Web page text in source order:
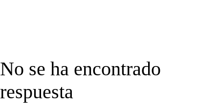
No se ha encontrado
respuesta